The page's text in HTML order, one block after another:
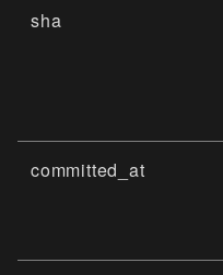
sha
committed_at